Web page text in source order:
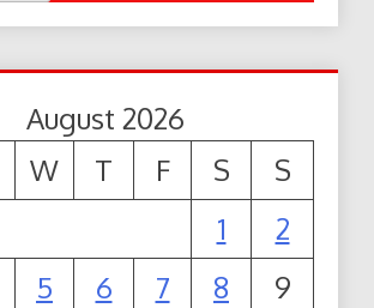
August 2026
W T F S
S
1
2
5 6 7 8
9